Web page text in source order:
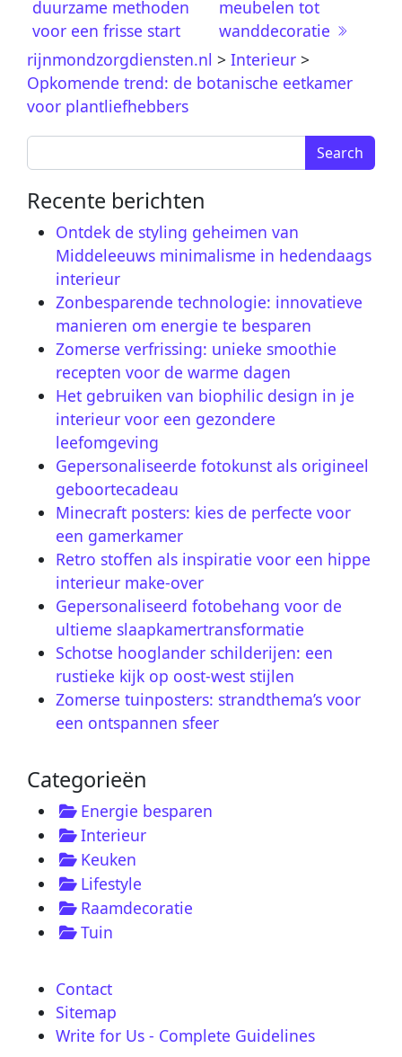
duurzame methoden
voor een frisse start
meubelen tot
wanddecoratie
rijnmondzorgdiensten.nl > Interieur >
Opkomende trend: de botanische eetkamer
voor plantliefhebbers
Search for:
Recente berichten
Ontdek de styling geheimen van
Middeleeuws minimalisme in hedendaags
interieur
Zonbesparende technologie: innovatieve
manieren om energie te besparen
Zomerse verfrissing: unieke smoothie
recepten voor de warme dagen
Het gebruiken van biophilic design in je
interieur voor een gezondere
leefomgeving
Gepersonaliseerde fotokunst als origineel
geboortecadeau
Minecraft posters: kies de perfecte voor
een gamerkamer
Retro stoffen als inspiratie voor een hippe
interieur make-over
Gepersonaliseerd fotobehang voor de
ultieme slaapkamertransformatie
Schotse hooglander schilderijen: een
rustieke kijk op oost-west stijlen
Zomerse tuinposters: strandthema’s voor
een ontspannen sfeer
Categorieën
Energie besparen
Interieur
Keuken
Lifestyle
Raamdecoratie
Tuin
Contact
Sitemap
Write for Us - Complete Guidelines